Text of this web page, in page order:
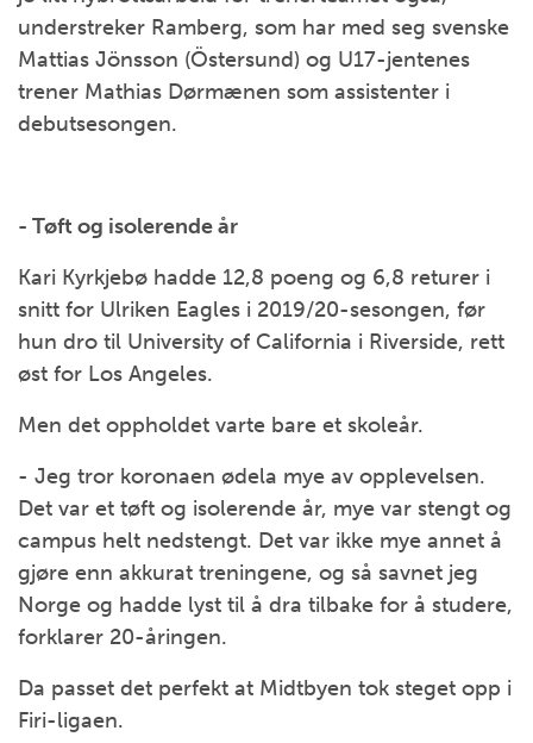
understreker Ramberg, som har med seg svenske
Mattias Jönsson (Östersund) og U17-jentenes
trener Mathias Dørmænen som assistenter i
debutsesongen.
- Tøft og isolerende år
Kari Kyrkjebø hadde 12,8 poeng og 6,8 returer i
snitt for Ulriken Eagles i 2019/20-sesongen, før
hun dro til University of California i Riverside, rett
øst for Los Angeles.
Men det oppholdet varte bare et skoleår.
- Jeg tror koronaen ødela mye av opplevelsen.
Det var et tøft og isolerende år, mye var stengt og
campus helt nedstengt. Det var ikke mye annet å
gjøre enn akkurat treningene, og så savnet jeg
Norge og hadde lyst til å dra tilbake for å studere,
forklarer 20-åringen.
Da passet det perfekt at Midtbyen tok steget opp i
Firi-ligaen.